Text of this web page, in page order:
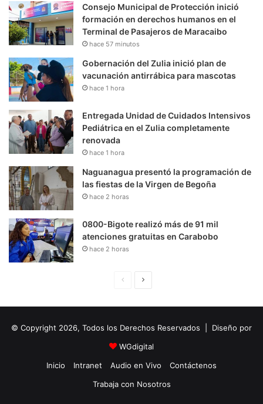
Consejo Municipal de Protección inició
formación en derechos humanos en el
Terminal de Pasajeros de Maracaibo
hace 57 minutos
Gobernación del Zulia inició plan de
vacunación antirrábica para mascotas
hace 1 hora
Entregada Unidad de Cuidados Intensivos
Pediátrica en el Zulia completamente
renovada
hace 1 hora
Naguanagua presentó la programación de
las fiestas de la Virgen de Begoña
hace 2 horas
0800-Bigote realizó más de 91 mil
atenciones gratuitas en Carabobo
hace 2 horas
i
n
a
u
i
e
© Copyright 2026, Todos los Derechos Reservados | Diseño por
WGdigital
Inicio
Intranet Audio en Vivo
Contáctenos
Trabaja con Nosotros